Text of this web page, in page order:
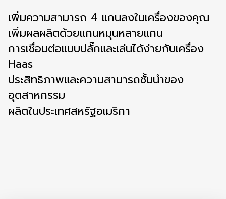
เพิ่มความสามารถ 4 แกนลงในเครื่องของคุณ
เพิ่มผลผลิตด้วยแกนหมุนหลายแกน
การเชื่อมต่อแบบปลั๊กและเล่นได้ง่ายกับเครื่อง
Haas
ประสิทธิภาพและความสามารถชั้นนำของ
อุตสาหกรรม
ผลิตในประเทศสหรัฐอเมริกา